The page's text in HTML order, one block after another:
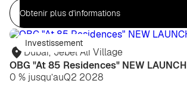
Obtenir plus d'informations
Investissement
Dubaï, Jebel Ali Village
OBG "At 85 Residences" NEW LAUNCH
0 % jusqu’auQ2 2028